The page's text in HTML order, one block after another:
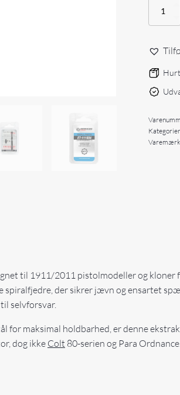
Eemann
for
antal
til 1911/2011 pistolmodeller og
spiralfjedre, der sikrer jævn og ensartet
selvforsvar.
for maksimal holdbarhed, er denne
dog ikke Colt 80-serien og Para